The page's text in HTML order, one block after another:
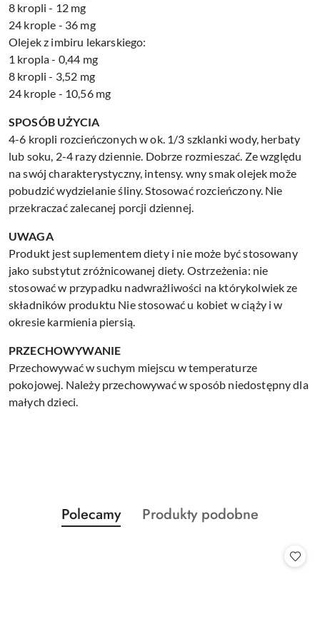
8 kropli - 12 mg
24 krople - 36 mg
Olejek z imbiru lekarskiego:
1 kropla - 0,44 mg
8 kropli - 3,52 mg
24 krople - 10,56 mg
SPOSÓB UŻYCIA
4-6 kropli rozcieńczonych w ok. 1/3 szklanki wody, herbaty
lub soku, 2-4 razy dziennie. Dobrze rozmieszać. Ze względu
na swój charakterystyczny, intensy. wny smak olejek može
pobudzić wydzielanie śliny. Stosować rozcieńczony. Nie
przekraczać zalecanej porcji dziennej.
UWAGA
Produkt jest suplementem diety i nie może być stosowany
jako substytut zróżnicowanej diety. Ostrzeżenia: nie
stosować w przypadku nadwrażliwości na którykolwiek ze
składników produktu Nie stosować u kobiet w ciąży i w
okresie karmienia piersią.
PRZECHOWYWANIE
Przechowywać w suchym miejscu w temperaturze
pokojowej. Należy przechowywać w sposób niedostępny dla
małych dzieci.
Pomiń karuzelę produktów
Produkty
o
Polecamy
Produkty
Produkty podobne